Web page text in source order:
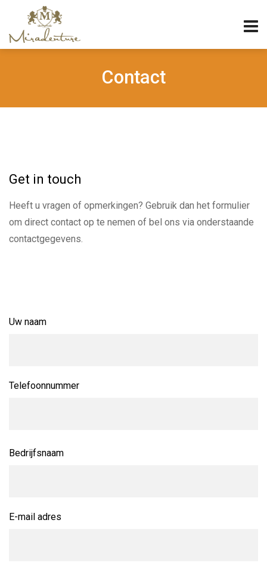
Contact
Get in touch
Heeft u vragen of opmerkingen? Gebruik dan het formulier
om direct contact op te nemen of bel ons via onderstaande
contactgegevens.
Uw naam
Telefoonnummer
Bedrijfsnaam
E-mail adres